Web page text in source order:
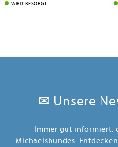
WIRD BESORGT
✉ Unsere
Immer gut informiert:
Michaelsbundes.